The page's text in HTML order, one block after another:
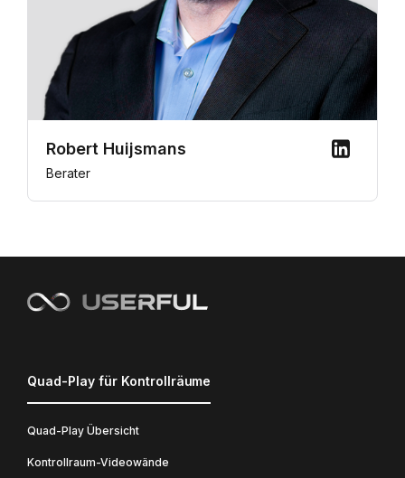
Robert Huijsmans
Berater
Quad-Play für Kontrollräume
Quad-Play Übersicht
Kontrollraum-Videowände